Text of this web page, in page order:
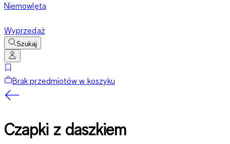
Niemowlęta
Wyprzedaż
Szukaj
Brak przedmiotów w koszyku
Czapki z daszkiem